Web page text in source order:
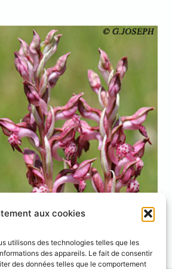
aux cookies
utilisons des technologies telles que les
des appareils. Le fait de consentir
des données telles que le comportement